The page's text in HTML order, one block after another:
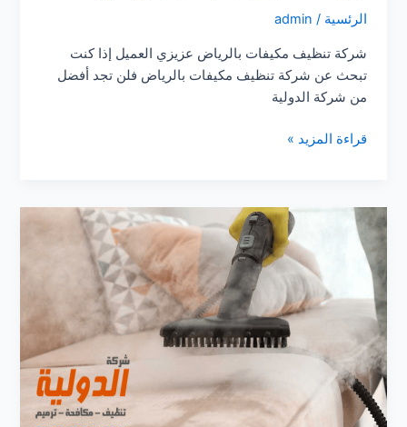
الرئسية /
admin
شركة تنظيف مكيفات بالرياض عزيزي العميل إذا كنت
تبحث عن شركة تنظيف مكيفات بالرياض فلن تجد أفضل
من شركة الدولية
شركة
بالرياض
قراءة المزيد »